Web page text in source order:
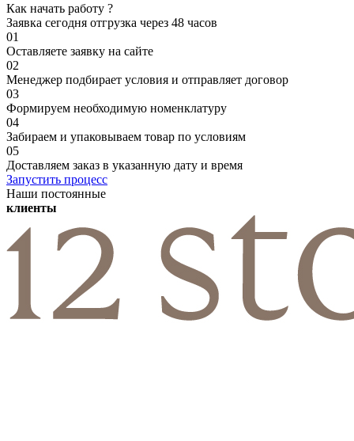
Как начать работу ?
Заявка сегодня отгрузка через 48 часов
01
Оставляете заявку на сайте
02
Менеджер подбирает условия и отправляет договор
03
Формируем необходимую номенклатуру
04
Забираем и упаковываем товар по условиям
05
Доставляем заказ в указанную дату и время
Запустить процесс
Наши постоянные
клиенты